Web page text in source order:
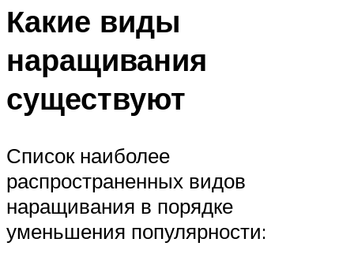
Какие виды
наращивания
существуют
Список наиболее
распространенных видов
наращивания в порядке
уменьшения популярности: